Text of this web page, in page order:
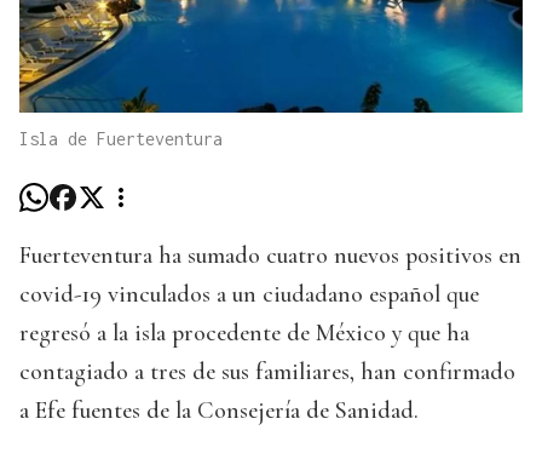
Isla de Fuerteventura
Fuerteventura ha sumado cuatro nuevos positivos en
covid-19 vinculados a un ciudadano español que
regresó a la isla procedente de México y que ha
contagiado a tres de sus familiares, han confirmado
a Efe fuentes de la Consejería de Sanidad.